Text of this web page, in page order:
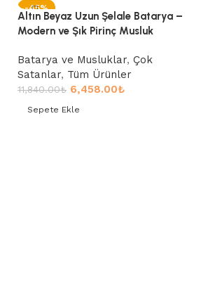
-45%
Altın Beyaz Uzun Şelale Batarya –
Modern ve Şık Pirinç Musluk
Batarya ve Musluklar, Çok
Satanlar, Tüm Ürünler
11,840.00₺ 6,458.00₺
Sepete Ekle